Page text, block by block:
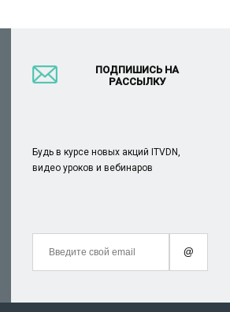
ПОДПИШИСЬ НА
РАССЫЛКУ
Будь в курсе новых акций ITVDN,
видео уроков и вебинаров
@